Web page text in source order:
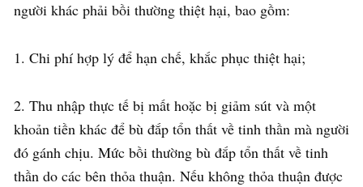
người khác phải bồi thường thiệt hại, bao gồm:
1. Chi phí hợp lý để hạn chế, khắc phục thiệt hại;
2. Thu nhập thực tế bị mất hoặc bị giảm sút và một
khoản tiền khác để bù đắp tổn thất về tinh thần mà người
đó gánh chịu. Mức bồi thường bù đắp tổn thất về tinh
thần do các bên thỏa thuận. Nếu không thỏa thuận được